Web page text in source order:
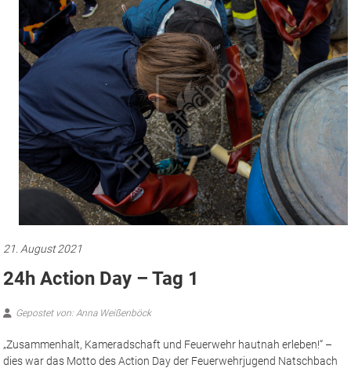
21. August 2021
24h Action Day – Tag 1
Gepostet von: Anna Weißenböck
„Zusammenhalt, Kameradschaft und Feuerwehr hautnah erleben!“ –
dies war das Motto des Action Day der Feuerwehrjugend Natschbach